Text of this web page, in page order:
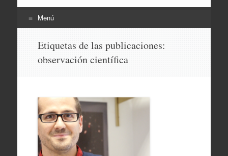
Menú
contenido
Etiquetas de las publicaciones:
observación científica